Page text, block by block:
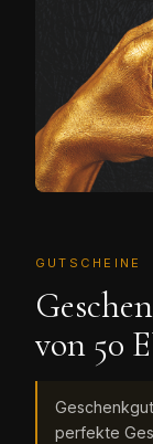
GUTSCHEINE
von 50
perfekte